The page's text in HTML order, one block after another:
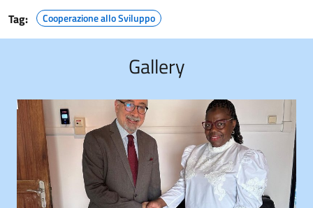
Tag: Cooperazione allo Sviluppo
Gallery